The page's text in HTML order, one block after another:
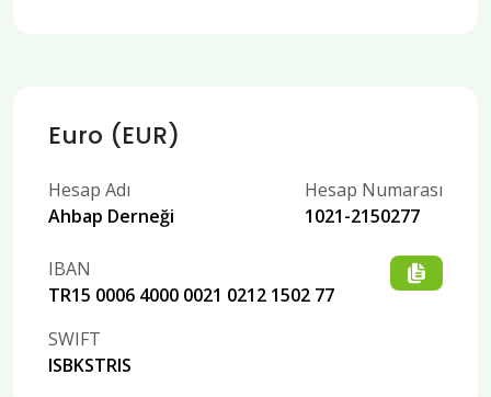
Euro (EUR)
Hesap Adı
Ahbap Derneği
Hesap Numarası
1021-2150277
IBAN
TR15 0006 4000 0021 0212 1502 77
SWIFT
ISBKSTRIS